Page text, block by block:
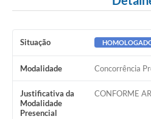
Situação
Modalidade Concorrência
Justificativa da
Modalidade
Presencial
CONFORME